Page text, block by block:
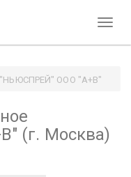
"НЬЮСПРЕЙ" ООО "А+В"
(г. Москва)